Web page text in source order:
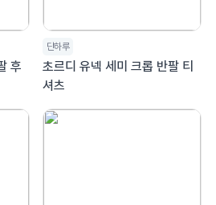
후
단하루
초르디 유넥 세미 크롭 반팔 티
셔츠